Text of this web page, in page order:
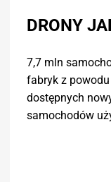
DRONY
7,7 mln
fabryk z powodu
dostępnych
samochodów